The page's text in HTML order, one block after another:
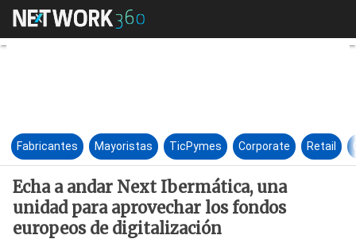
Echa a andar Next
Fabricantes Mayoristas TicPymes Corporate Retail
Echa a andar Next Ibermática, una
unidad para aprovechar los fondos
europeos de digitalización